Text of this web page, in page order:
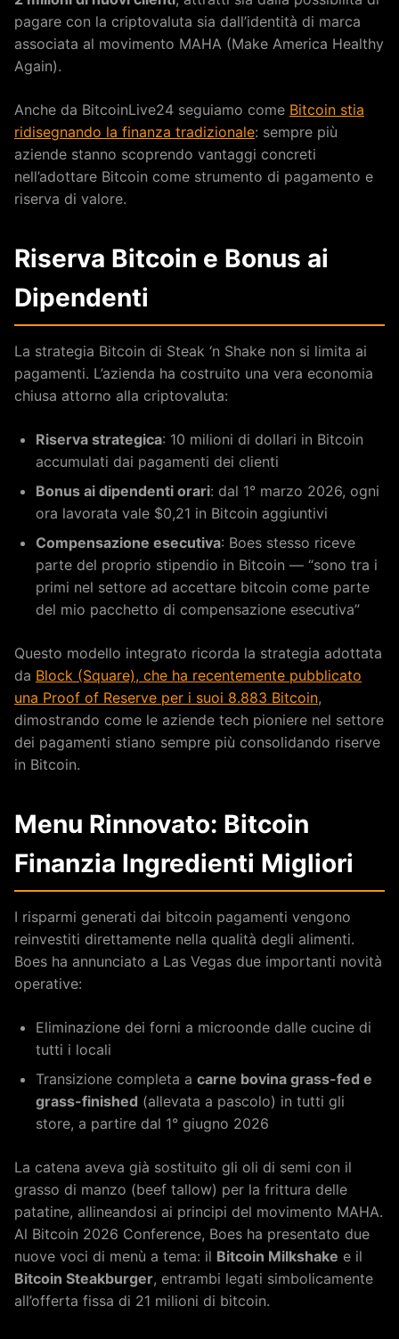
pagare con la criptovaluta sia dall’identità di marca
associata al movimento MAHA (Make America Healthy
Again).
Anche da BitcoinLive24 seguiamo come Bitcoin stia
ridisegnando la finanza tradizionale: sempre più
aziende stanno scoprendo vantaggi concreti
nell’adottare Bitcoin come strumento di pagamento e
riserva di valore.
Riserva Bitcoin e Bonus ai
Dipendenti
La strategia Bitcoin di Steak ‘n Shake non si limita ai
pagamenti. L’azienda ha costruito una vera economia
chiusa attorno alla criptovaluta:
Riserva strategica: 10 milioni di dollari in Bitcoin
accumulati dai pagamenti dei clienti
Bonus ai dipendenti orari: dal 1° marzo 2026, ogni
ora lavorata vale $0,21 in Bitcoin aggiuntivi
Compensazione esecutiva: Boes stesso riceve
parte del proprio stipendio in Bitcoin — “sono tra i
primi nel settore ad accettare bitcoin come parte
del mio pacchetto di compensazione esecutiva”
Questo modello integrato ricorda la strategia adottata
da Block (Square), che ha recentemente pubblicato
una Proof of Reserve per i suoi 8.883 Bitcoin,
dimostrando come le aziende tech pioniere nel settore
dei pagamenti stiano sempre più consolidando riserve
in Bitcoin.
Menu Rinnovato: Bitcoin
Finanzia Ingredienti Migliori
I risparmi generati dai bitcoin pagamenti vengono
reinvestiti direttamente nella qualità degli alimenti.
Boes ha annunciato a Las Vegas due importanti novità
operative:
Eliminazione dei forni a microonde dalle cucine di
tutti i locali
Transizione completa a carne bovina grass-fed e
grass-finished (allevata a pascolo) in tutti gli
store, a partire dal 1° giugno 2026
La catena aveva già sostituito gli oli di semi con il
grasso di manzo (beef tallow) per la frittura delle
patatine, allineandosi ai principi del movimento MAHA.
Al Bitcoin 2026 Conference, Boes ha presentato due
nuove voci di menù a tema: il Bitcoin Milkshake e il
Bitcoin Steakburger, entrambi legati simbolicamente
all’offerta fissa di 21 milioni di bitcoin.